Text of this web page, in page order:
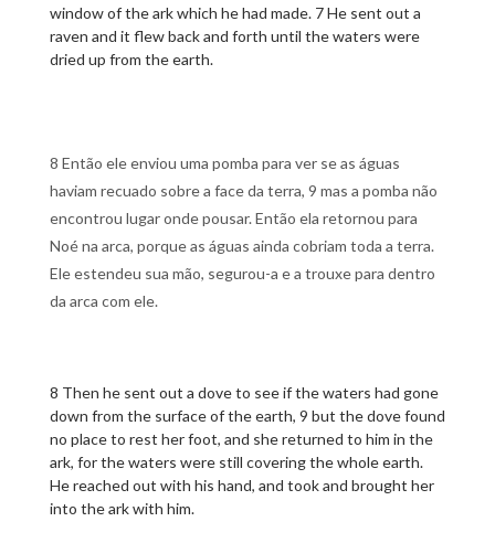
window of the ark which he had made. 7 He sent out a
raven and it flew back and forth until the waters were
dried up from the earth.
8 Então ele enviou uma pomba para ver se as águas
haviam recuado sobre a face da terra, 9 mas a pomba não
encontrou lugar onde pousar. Então ela retornou para
Noé na arca, porque as águas ainda cobriam toda a terra.
Ele estendeu sua mão, segurou-a e a trouxe para dentro
da arca com ele.
8 Then he sent out a dove to see if the waters had gone
down from the surface of the earth, 9 but the dove found
no place to rest her foot, and she returned to him in the
ark, for the waters were still covering the whole earth.
He reached out with his hand, and took and brought her
into the ark with him.